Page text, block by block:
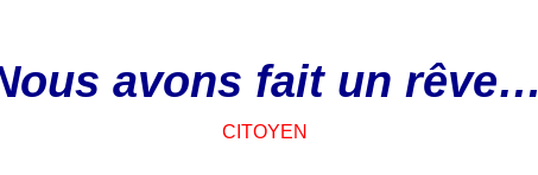
avons fait un rêve…
CITOYEN